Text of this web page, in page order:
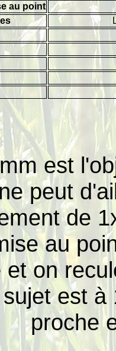
au point
est
peut
de
au
et on
est
proche